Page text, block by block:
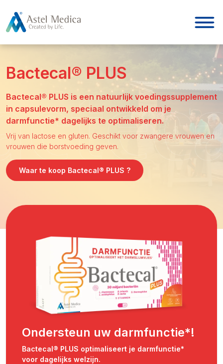
Bactecal® PLUS
Bactecal® PLUS is een natuurlijk voedingssupplement
in capsulevorm, speciaal ontwikkeld om je
darmfunctie* dagelijks te optimaliseren.
Vrij van lactose en gluten. Geschikt voor zwangere vrouwen en
vrouwen die borstvoeding geven.
Waar te koop Bactecal® PLUS ?
Ondersteun uw darmfunctie*!
Bactecal® PLUS optimaliseert je darmfunctie*
voor dagelijks welzijn.